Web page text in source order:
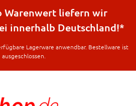
Warenwert liefern wir
innerhalb Deutschland!*
Lagerware anwendbar. Bestellware ist
ausgeschlossen.